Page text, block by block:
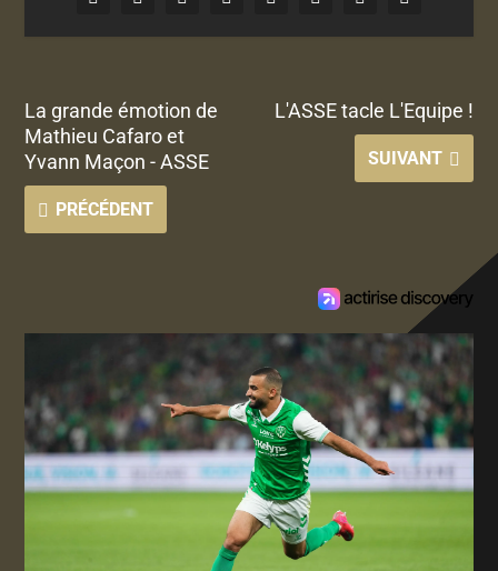
La grande émotion de
Mathieu Cafaro et
Yvann Maçon - ASSE
PRÉCÉDENT
L'ASSE tacle L'Equipe !
SUIVANT